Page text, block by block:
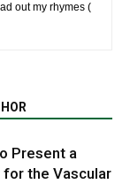
out my rhymes (
Present a
for the Vascular